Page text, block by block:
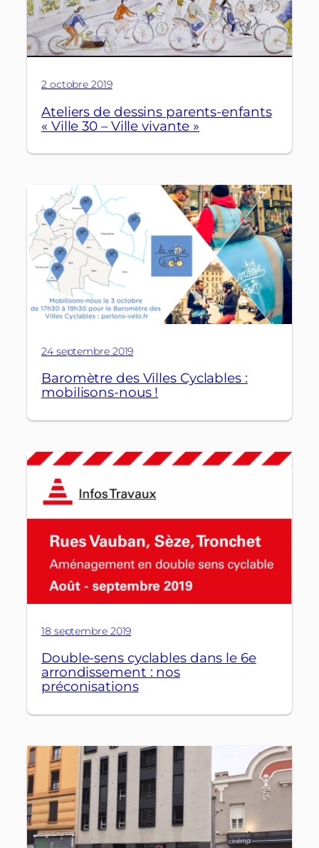
2 octobre 2019
Ateliers de dessins parents-enfants
« Ville 30 – Ville vivante »
24 septembre 2019
Baromètre des Villes Cyclables :
mobilisons-nous !
18 septembre 2019
Double-sens cyclables dans le 6e
arrondissement : nos
préconisations